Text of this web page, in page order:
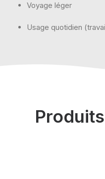
Voyage léger
Usage quotidien